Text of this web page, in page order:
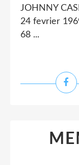
JOHNNY
24 fevrier
68 ...